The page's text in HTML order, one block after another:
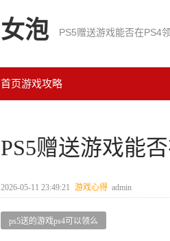
女泡 PS5赠送游戏能否在PS4
首页游戏攻略
PS5赠送游戏能
2026-05-11 23:49:21 游戏心得 admin
ps5送的游戏ps4可以领么